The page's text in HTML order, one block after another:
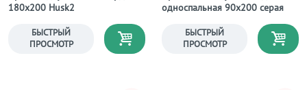
180х200 Husk2
БЫСТРЫЙ
ПРОСМОТР
односпальная 90х200 серая
БЫСТРЫЙ
ПРОСМОТР